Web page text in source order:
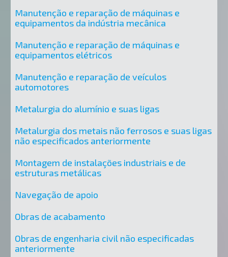
Manutenção e reparação de máquinas e
equipamentos da indústria mecânica
Manutenção e reparação de máquinas e
equipamentos elétricos
Manutenção e reparação de veículos
automotores
Metalurgia do alumínio e suas ligas
Metalurgia dos metais não ferrosos e suas ligas
não especificados anteriormente
Montagem de instalações industriais e de
estruturas metálicas
Navegação de apoio
Obras de acabamento
Obras de engenharia civil não especificadas
anteriormente